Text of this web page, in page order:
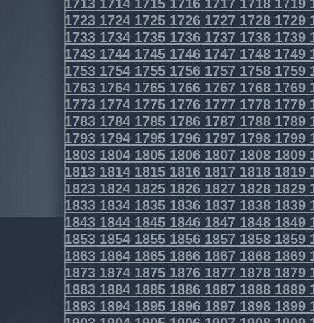
1723 1724 1725 1726 1727 1728 1729
1733 1734 1735 1736 1737 1738 1739
1743 1744 1745 1746 1747 1748 1749
1753 1754 1755 1756 1757 1758 1759
1763 1764 1765 1766 1767 1768 1769
1773 1774 1775 1776 1777 1778 1779
1783 1784 1785 1786 1787 1788 1789
1793 1794 1795 1796 1797 1798 1799
1803 1804 1805 1806 1807 1808 1809
1813 1814 1815 1816 1817 1818 1819
1823 1824 1825 1826 1827 1828 1829
1833 1834 1835 1836 1837 1838 1839
1843 1844 1845 1846 1847 1848 1849
1853 1854 1855 1856 1857 1858 1859
1863 1864 1865 1866 1867 1868 1869
1873 1874 1875 1876 1877 1878 1879
1883 1884 1885 1886 1887 1888 1889
1893 1894 1895 1896 1897 1898 1899